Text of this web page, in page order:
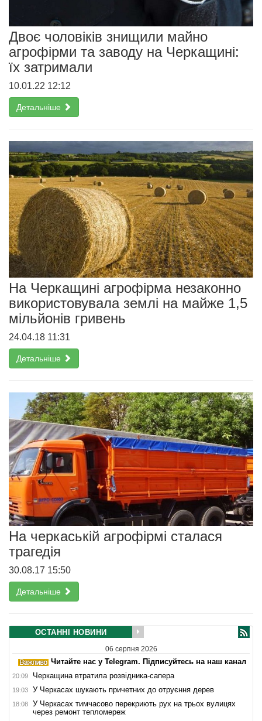
Двоє чоловіків знищили майно
агрофірми та заводу на Черкащині:
їх затримали
10.01.22 12:12
Детальніше
На Черкащині агрофірма незаконно
використовувала землі на майже 1,5
мільйонів гривень
24.04.18 11:31
Детальніше
На черкаській агрофірмі сталася
трагедія
30.08.17 15:50
Детальніше
ОСТАННІ НОВИНИ
06 серпня 2026
Читайте нас у Telegram. Підписуйтесь на наш канал
20:09 Черкащина втратила розвідника-сапера
19:03 У Черкасах шукають причетних до отруєння дерев
18:08
У Черкасах тимчасово перекриють рух на трьох вулицях
через ремонт тепломереж